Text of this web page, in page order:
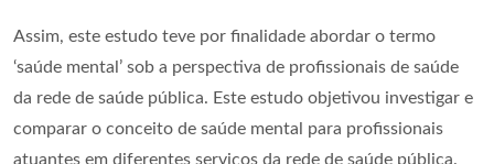
Assim, este estudo teve por finalidade abordar o termo
‘saúde mental’ sob a perspectiva de profissionais de saúde
da rede de saúde pública. Este estudo objetivou investigar e
comparar o conceito de saúde mental para profissionais
atuantes em diferentes serviços da rede de saúde pública.